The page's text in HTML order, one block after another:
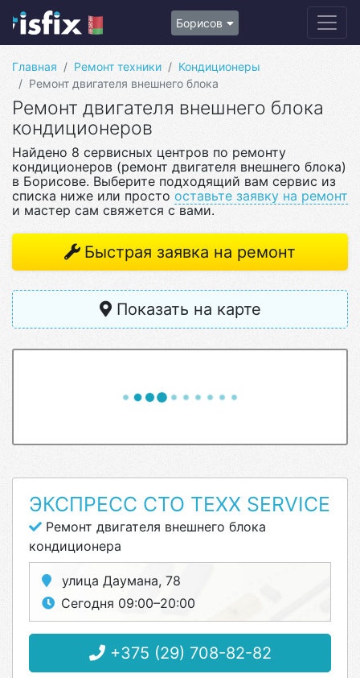
Борисов
Главная Ремонт техники
Кондиционеры
Ремонт двигателя внешнего блока
Ремонт двигателя внешнего блока
кондиционеров
Найдено 8 сервисных центров по ремонту
кондиционеров (ремонт двигателя внешнего блока)
в Борисове. Выберите подходящий вам сервис из
списка ниже или просто оставьте заявку на ремонт
и мастер сам свяжется с вами.
Быстрая заявка на ремонт
Показать на карте
ЭКСПРЕСС СТО TEXX SERVICE
Ремонт двигателя внешнего блока
кондиционера
улица Даумана, 78
Сегодня 09:00–20:00
+375 (29) 708-82-82